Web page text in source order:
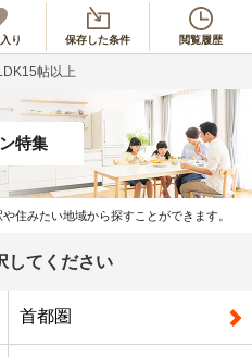
り 保存した条件 閲覧履歴
帖以上
特集
住みたい地域から探すことができます。
してください
首都圏